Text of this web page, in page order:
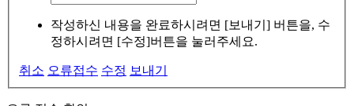
작성하신 내용을 완료하시려면 [보내기] 버튼을, 수
정하시려면 [수정]버튼을 눌러주세요.
취소 오류접수 수정 보내기